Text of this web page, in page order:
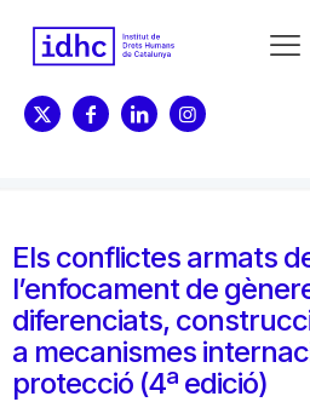
Els conflictes armats
l’enfocament de
diferenciats,
a mecanismes
protecció (4ª edició)